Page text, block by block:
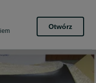
Otwórz